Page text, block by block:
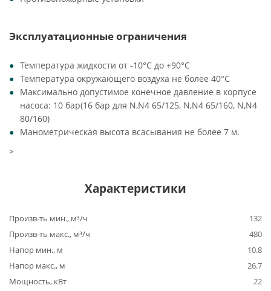
Эксплуатационные ограничения
Температура жидкости от -10°C до +90°C
Температура окружающего воздуха не более 40°C
Максимально допустимое конечное давление в корпусе
насоса: 10 бар(16 бар для N,N4 65/125, N,N4 65/160, N,N4
80/160)
Манометрическая высота всасывания не более 7 м.
>
Характеристики
Произв-ть мин., м³/ч
132
Произв-ть макс., м³/ч
480
Напор мин., м
10.8
Напор макс., м
26.7
Мощность, кВт
22